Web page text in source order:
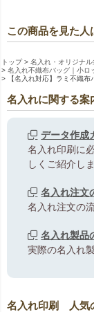
この商品を見た
トップ
名入れ・オリジナ
名入れ不織布バッグ｜小ロ
【名入れ対応】ラミ不織
名入れに関する案
データ作成
名入れ印刷に
しくご紹介し
名入れ注文
名入れ注文の
名入れ製品
実際の名入れ
名入れ印刷 人気